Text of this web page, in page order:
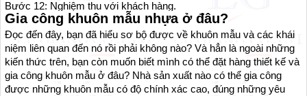
Bước 12: Nghiệm thu với khách hàng.
Gia công khuôn mẫu nhựa ở đâu?
Đọc đến đây, bạn đã hiểu sơ bộ được về khuôn mẫu và các khái
niệm liên quan đến nó rồi phải không nào? Và hẳn là ngoài những
kiến thức trên, bạn còn muốn biết mình có thể đặt hàng thiết kế và
gia công khuôn mẫu ở đâu? Nhà sản xuất nào có thể gia công
được những khuôn mẫu có độ chính xác cao, đúng những yêu